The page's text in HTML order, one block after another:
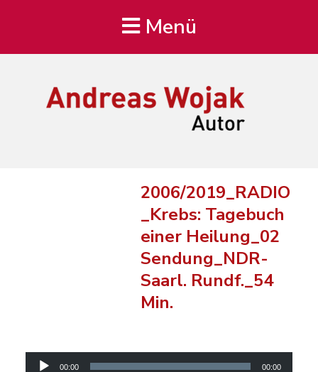
Menü
2006/2019_RADIO
_Krebs: Tagebuch
einer Heilung_02
Sendung_NDR-
Saarl. Rundf._54
Min.
Player
00:00 00:00